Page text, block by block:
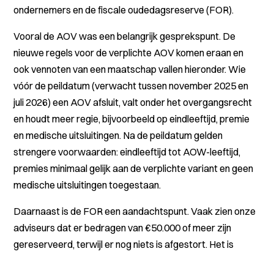
ondernemers en de fiscale oudedagsreserve (FOR).
Vooral de AOV was een belangrijk gesprekspunt. De
nieuwe regels voor de verplichte AOV komen eraan en
ook vennoten van een maatschap vallen hieronder. Wie
vóór de peildatum (verwacht tussen november 2025 en
juli 2026) een AOV afsluit, valt onder het overgangsrecht
en houdt meer regie, bijvoorbeeld op eindleeftijd, premie
en medische uitsluitingen. Na de peildatum gelden
strengere voorwaarden: eindleeftijd tot AOW-leeftijd,
premies minimaal gelijk aan de verplichte variant en geen
medische uitsluitingen toegestaan.
Daarnaast is de FOR een aandachtspunt. Vaak zien onze
adviseurs dat er bedragen van €50.000 of meer zijn
gereserveerd, terwijl er nog niets is afgestort. Het is